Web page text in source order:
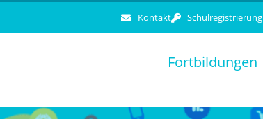
Kontakt Schulregistrierung
Fortbildungen